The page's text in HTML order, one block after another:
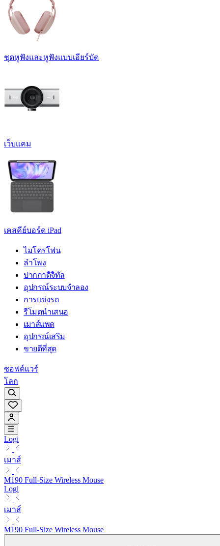
ชุดหูฟังและหูฟังแบบเอียร์บัด
เว็บแคม
เคสคีย์บอร์ด iPad
ไมโครโฟน
ลำโพง
ปากกาดิจิทัล
อุปกรณ์ระบบจำลอง
การแข่งรถ
รีโมตนำเสนอ
เมาส์แพด
อุปกรณ์เสริม
ขายดีที่สุด
ซอฟต์แวร์
โลก
Logi
เมาส์
M190 Full-Size Wireless Mouse
Logi
เมาส์
M190 Full-Size Wireless Mouse